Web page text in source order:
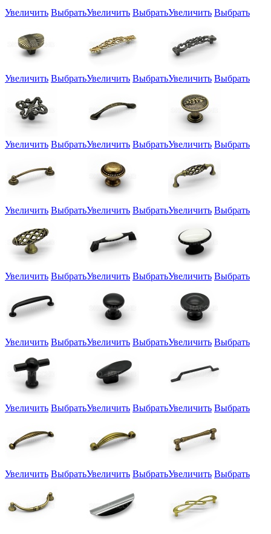
Увеличить ВыбратьУвеличить ВыбратьУвеличить Выбрать
Увеличить ВыбратьУвеличить ВыбратьУвеличить Выбрать
Увеличить ВыбратьУвеличить ВыбратьУвеличить Выбрать
Увеличить ВыбратьУвеличить ВыбратьУвеличить Выбрать
Увеличить ВыбратьУвеличить ВыбратьУвеличить Выбрать
Увеличить ВыбратьУвеличить ВыбратьУвеличить Выбрать
Увеличить ВыбратьУвеличить ВыбратьУвеличить Выбрать
Увеличить ВыбратьУвеличить ВыбратьУвеличить Выбрать